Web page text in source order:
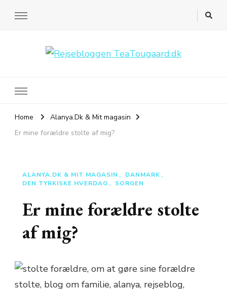
Home
Alanya.Dk & Mit magasin
Er mine forældre stolte af mig?
ALANYA.DK & MIT MAGASIN
DANMARK
DEN TYRKISKE HVERDAG
SORGEN
Er mine forældre stolte
af mig?